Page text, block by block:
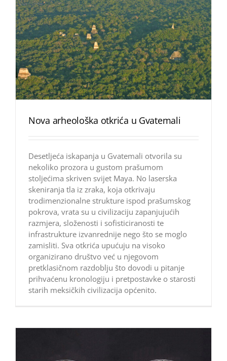
Nova arheološka otkrića u Gvatemali
Desetljeća iskapanja u Gvatemali otvorila su
nekoliko prozora u gustom prašumom
stoljećima skriven svijet Maya. No laserska
skeniranja tla iz zraka, koja otkrivaju
trodimenzionalne strukture ispod prašumskog
pokrova, vrata su u civilizaciju zapanjujućih
razmjera, složenosti i sofisticiranosti te
infrastrukture izvanrednije nego što se moglo
zamisliti. Sva otkrića upućuju na visoko
organizirano društvo već u njegovom
pretklasičnom razdoblju što dovodi u pitanje
prihvaćenu kronologiju i pretpostavke o starosti
starih meksičkih civilizacija općenito.